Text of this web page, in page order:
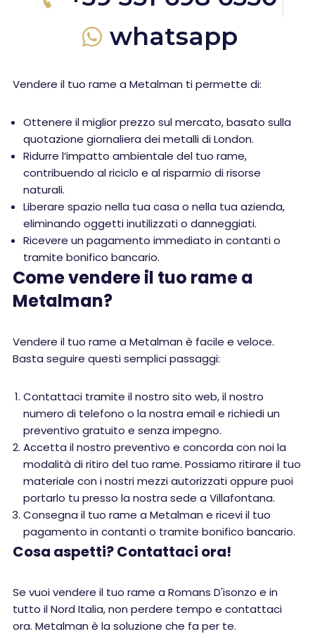
whatsapp
Vendere il tuo rame a Metalman ti permette di:
Ottenere il miglior prezzo sul mercato, basato sulla
quotazione giornaliera dei metalli di London.
Ridurre l’impatto ambientale del tuo rame,
contribuendo al riciclo e al risparmio di risorse
naturali.
Liberare spazio nella tua casa o nella tua azienda,
eliminando oggetti inutilizzati o danneggiati.
Ricevere un pagamento immediato in contanti o
tramite bonifico bancario.
Come vendere il tuo rame a
Metalman?
Vendere il tuo rame a Metalman è facile e veloce.
Basta seguire questi semplici passaggi:
Contattaci tramite il nostro sito web, il nostro
numero di telefono o la nostra email e richiedi un
preventivo gratuito e senza impegno.
Accetta il nostro preventivo e concorda con noi la
modalità di ritiro del tuo rame. Possiamo ritirare il tuo
materiale con i nostri mezzi autorizzati oppure puoi
portarlo tu presso la nostra sede a Villafontana.
Consegna il tuo rame a Metalman e ricevi il tuo
pagamento in contanti o tramite bonifico bancario.
Cosa aspetti? Contattaci ora!
Se vuoi vendere il tuo rame a Romans D'isonzo e in
tutto il Nord Italia, non perdere tempo e contattaci
ora. Metalman è la soluzione che fa per te.